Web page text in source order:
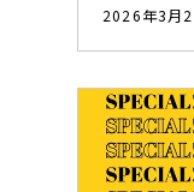
2026年3月